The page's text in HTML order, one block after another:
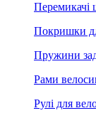
Перемикачі
Покришки
Пружини
Рами
Рулі для